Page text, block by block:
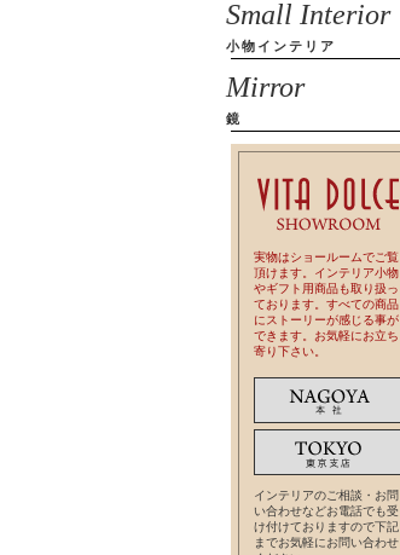
Small Interior
小物インテリア
Mirror
鏡
実物はショールームでご覧
頂けます。インテリア小物
やギフト用商品も取り扱っ
ております。すべての商品
にストーリーが感じる事が
できます。お気軽にお立ち
寄り下さい。
インテリアのご相談・お問
い合わせなどお電話でも受
け付けておりますので下記
までお気軽にお問い合わせ